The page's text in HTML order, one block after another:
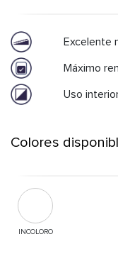
Excelente
Máximo
Uso
Colores
INCOLORO